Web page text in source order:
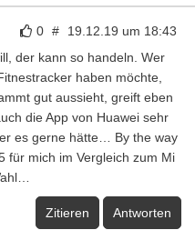
0 # 19.12.19 um 18:43
der kann so handeln. Wer
haben möchte,
gut aussieht, greift eben
die App von Huawei sehr
es gerne hätte… By the way
für mich im Vergleich zum Mi
Zitieren Antworten